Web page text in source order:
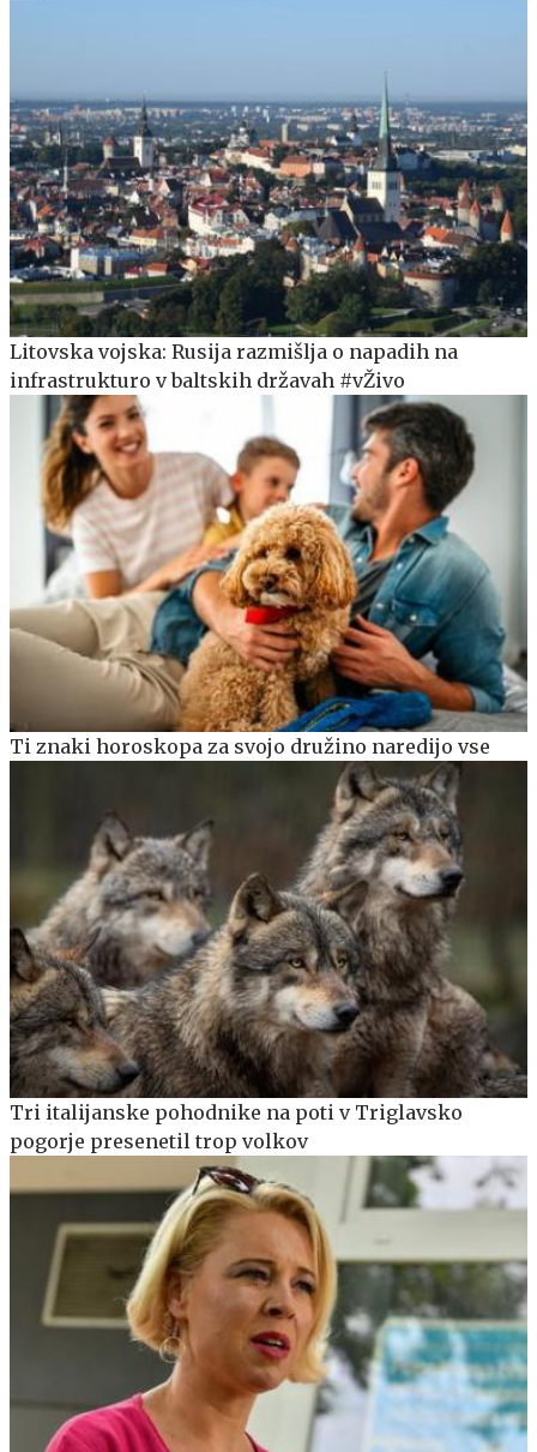
Litovska vojska: Rusija razmišlja o napadih na
infrastrukturo v baltskih državah #vŽivo
Ti znaki horoskopa za svojo družino naredijo vse
Tri italijanske pohodnike na poti v Triglavsko
pogorje presenetil trop volkov